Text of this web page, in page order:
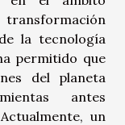
transformación
la tecnología
permitido que
del planeta
antes
un